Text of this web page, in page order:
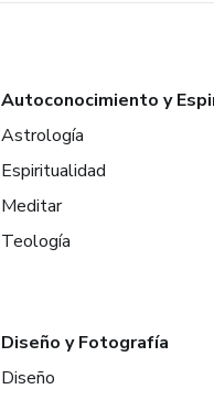
Autoconocimiento y
Astrología
Espiritualidad
Meditar
Teología
Diseño y Fotografía
Diseño